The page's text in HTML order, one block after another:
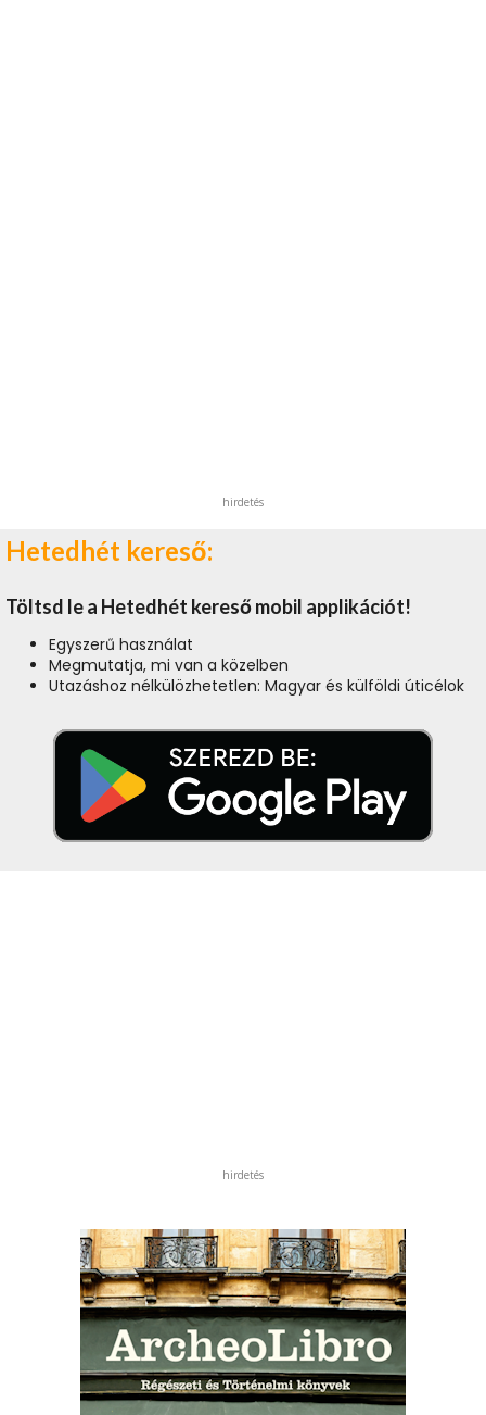
hirdetés
Hetedhét kereső:
Töltsd le a Hetedhét kereső mobil applikációt!
Egyszerű használat
Megmutatja, mi van a közelben
Utazáshoz nélkülözhetetlen: Magyar és külföldi úticélok
hirdetés